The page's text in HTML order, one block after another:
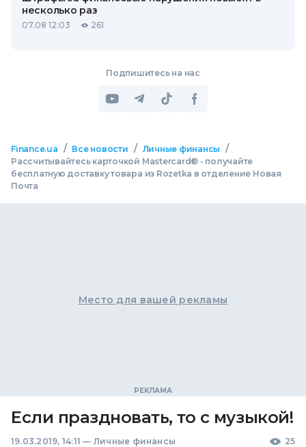
несколько раз
07.08 12:03 261
Подпишитесь на нас
Finance.ua / Все новости / Личные финансы /
Рассчитывайтесь карточкой Masterсard® - получайте
бесплатную доставку товара из Rozetka в отделение Новая
Почта
Место для вашей рекламы
Если праздновать, то с музыкой!
19.03.2019, 14:11 — Личные финансы 25